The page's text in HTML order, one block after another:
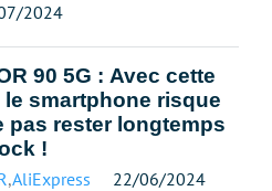
2024
90 5G : Avec cette
le smartphone risque
pas rester longtemps
!
,AliExpress 22/06/2024